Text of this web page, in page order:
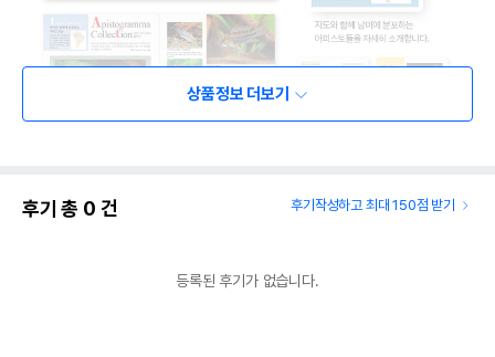
상품정보 더보기
후기 총 0 건 후기작성하고 최대 150점 받기
등록된 후기가 없습니다.